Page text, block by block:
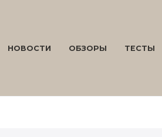
НОВОСТИ ОБЗОРЫ ТЕСТЫ